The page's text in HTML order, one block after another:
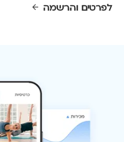
לפרטים והרשמה